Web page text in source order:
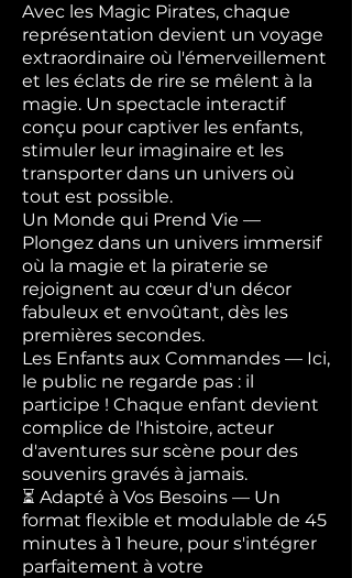
Avec les Magic Pirates, chaque
représentation devient un voyage
extraordinaire où l'émerveillement
et les éclats de rire se mêlent à la
magie. Un spectacle interactif
conçu pour captiver les enfants,
stimuler leur imaginaire et les
transporter dans un univers où
tout est possible.
Un Monde qui Prend Vie —
Plongez dans un univers immersif
où la magie et la piraterie se
rejoignent au cœur d'un décor
fabuleux et envoûtant, dès les
premières secondes.
Les Enfants aux Commandes — Ici,
le public ne regarde pas : il
participe ! Chaque enfant devient
complice de l'histoire, acteur
d'aventures sur scène pour des
souvenirs gravés à jamais.
⏳ Adapté à Vos Besoins — Un
format flexible et modulable de 45
minutes à 1 heure, pour s'intégrer
parfaitement à votre